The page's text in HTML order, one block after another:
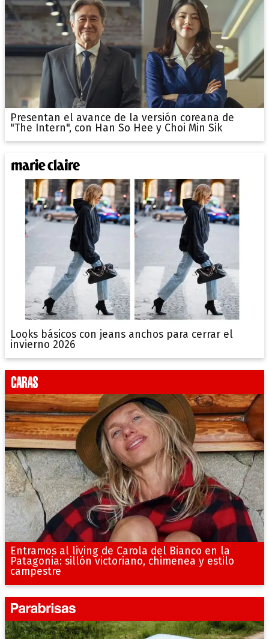
Presentan el avance de la versión coreana de
"The Intern", con Han So Hee y Choi Min Sik
Looks básicos con jeans anchos para cerrar el
invierno 2026
Entramos al living de Carola del Bianco en la
Patagonia: sillón victoriano, chimenea y estilo
campestre